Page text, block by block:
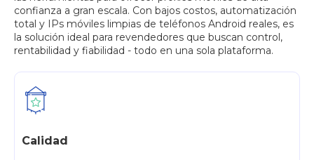
confianza a gran escala. Con bajos costos, automatización
total y IPs móviles limpias de teléfonos Android reales, es
la solución ideal para revendedores que buscan control,
rentabilidad y fiabilidad - todo en una sola plataforma.
Calidad